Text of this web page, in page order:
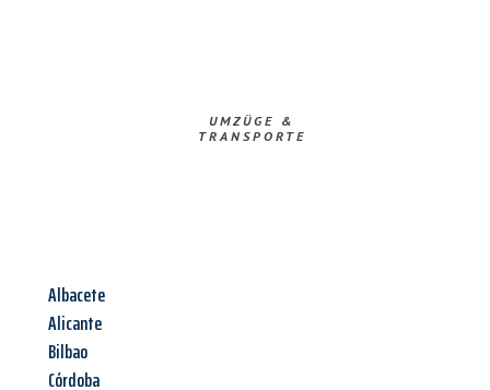
UMZÜGE &
TRANSPORTE
Albacete
Alicante
Bilbao
Córdoba